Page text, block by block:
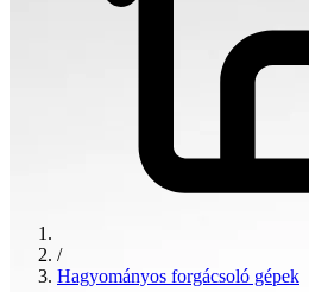
/
Hagyományos forgácsoló gépek